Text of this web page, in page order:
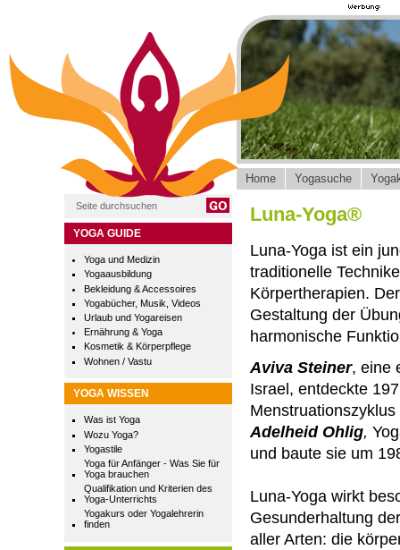
YOGA GUIDE
Yoga und Medizin
Yogaausbildung
Bekleidung & Accessoires
Yogabücher, Musik, Videos
Urlaub und Yogareisen
Ernährung & Yoga
Kosmetik & Körperpflege
Wohnen / Vastu
YOGA WISSEN
Was ist Yoga
Wozu Yoga?
Yogastile
Yoga für Anfänger - Was Sie für
Yoga brauchen
Qualifikation und Kriterien des
Yoga-Unterrichts
Yogakurs oder Yogalehrerin
finden
Home Yogasuche
Luna-Yoga®
Luna-Yoga ist ein
traditionelle
Körpertherapien.
Gestaltung der
harmonische
Aviva Steiner, eine
Israel, entdeckte
Adelheid Ohlig,
und baute sie um
Luna-Yoga wirkt
Gesunderhaltung
aller Arten: die